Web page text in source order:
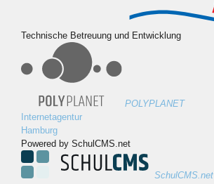
Technische Betreuung und Entwicklung
POLYPLANET
Internetagentur
Hamburg
Powered by SchulCMS.net
SchulCMS.net